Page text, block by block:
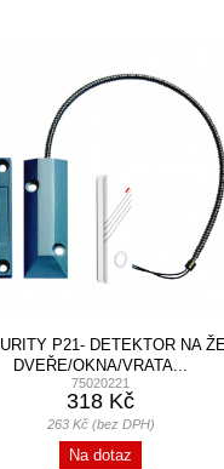
P21- DETEKTOR NA
DVEŘE/OKNA/VRATA...
75020221
318 Kč
263 Kč (bez DPH)
Na dotaz